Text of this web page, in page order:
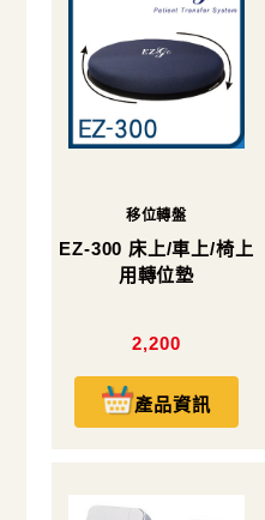
移位轉盤
EZ-300 床上/車上/椅上
用轉位墊
2,200
產品資訊